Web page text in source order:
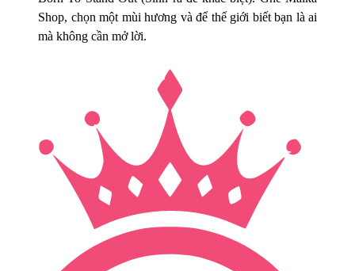
Shop, chọn một mùi hương và để thế giới biết bạn là ai
mà không cần mở lời.